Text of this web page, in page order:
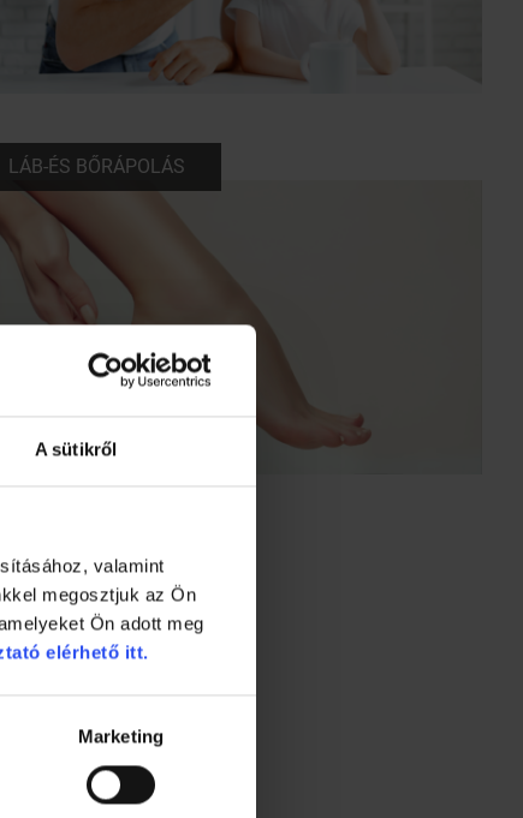
A sütikről
valamint
megosztjuk az Ön
Ön adott meg
elérhető itt.
Marketing
LÁB-ÉS BŐRÁPOLÁS